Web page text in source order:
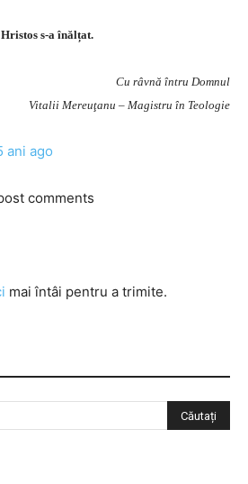
Hristos s-a înălțat.
Cu râvnă întru Domnul
Vitalii Mereuţanu – Magistru în Teologie
ani ago
comments
mai întâi pentru a trimite.